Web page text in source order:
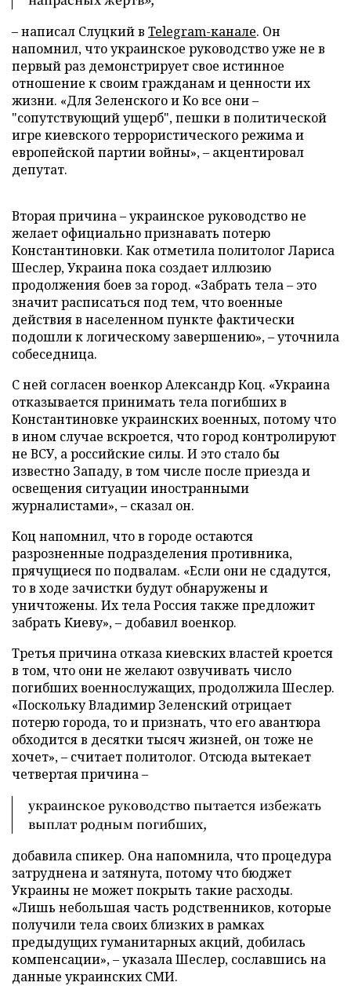
– написал Слуцкий в Telegram-канале. Он
напомнил, что украинское руководство уже не в
первый раз демонстрирует свое истинное
отношение к своим гражданам и ценности их
жизни. «Для Зеленского и Ко все они –
"сопутствующий ущерб", пешки в политической
игре киевского террористического режима и
европейской партии войны», – акцентировал
депутат.
Вторая причина – украинское руководство не
желает официально признавать потерю
Константиновки. Как отметила политолог Лариса
Шеслер, Украина пока создает иллюзию
продолжения боев за город. «Забрать тела – это
значит расписаться под тем, что военные
действия в населенном пункте фактически
подошли к логическому завершению», – уточнила
собеседница.
С ней согласен военкор Александр Коц. «Украина
отказывается принимать тела погибших в
Константиновке украинских военных, потому что
в ином случае вскроется, что город контролируют
не ВСУ, а российские силы. И это стало бы
известно Западу, в том числе после приезда и
освещения ситуации иностранными
журналистами», – сказал он.
Коц напомнил, что в городе остаются
разрозненные подразделения противника,
прячущиеся по подвалам. «Если они не сдадутся,
то в ходе зачистки будут обнаружены и
уничтожены. Их тела Россия также предложит
забрать Киеву», – добавил военкор.
Третья причина отказа киевских властей кроется
в том, что они не желают озвучивать число
погибших военнослужащих, продолжила Шеслер.
«Поскольку Владимир Зеленский отрицает
потерю города, то и признать, что его авантюра
обходится в десятки тысяч жизней, он тоже не
хочет», – считает политолог. Отсюда вытекает
четвертая причина –
украинское руководство пытается избежать
выплат родным погибших,
добавила спикер. Она напомнила, что процедура
затруднена и затянута, потому что бюджет
Украины не может покрыть такие расходы.
«Лишь небольшая часть родственников, которые
получили тела своих близких в рамках
предыдущих гуманитарных акций, добилась
компенсации», – указала Шеслер, сославшись на
данные украинских СМИ.